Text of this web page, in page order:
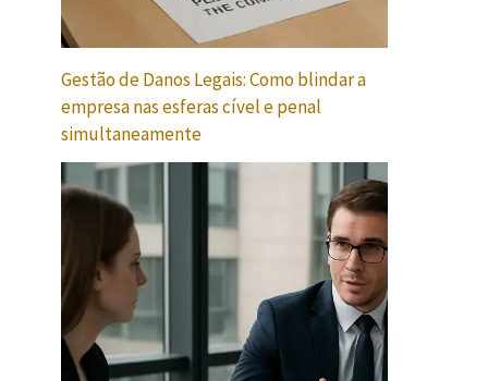
Gestão de Danos Legais: Como blindar a
empresa nas esferas cível e penal
simultaneamente